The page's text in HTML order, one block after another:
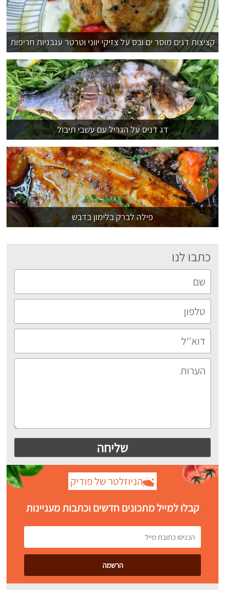
קציצות דגים מוסר ים ובס על צזיקי יווני וטרטר עגבניות חריפות
דג דניס על הגריל עם עשבי תיבול
פילה לברק בלימון בדבש
כתבו לנו
הניוזלטר של פודיק
קבלו למייל מתכונים חדשים וכתבות מעניינות